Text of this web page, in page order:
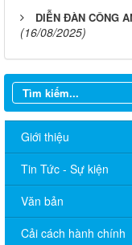
DIỄN ĐÀN CÔNG
(16/08/2025)
Giới thiệu
Tin Tức - Sự kiện
Văn bản
Cải cách hành chính